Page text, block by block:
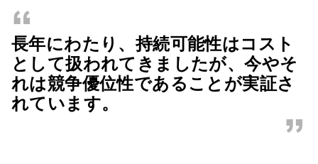
“
長年にわたり、持続可能性はコスト
として扱われてきましたが、今やそ
れは競争優位性であることが実証さ
れています。
”